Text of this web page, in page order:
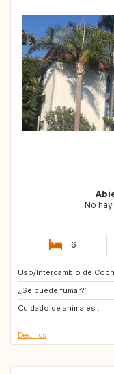
No
6
Uso/Intercambio de
¿Se puede fumar?:
Cuidado de animales :
US
IT
MA
Destinos